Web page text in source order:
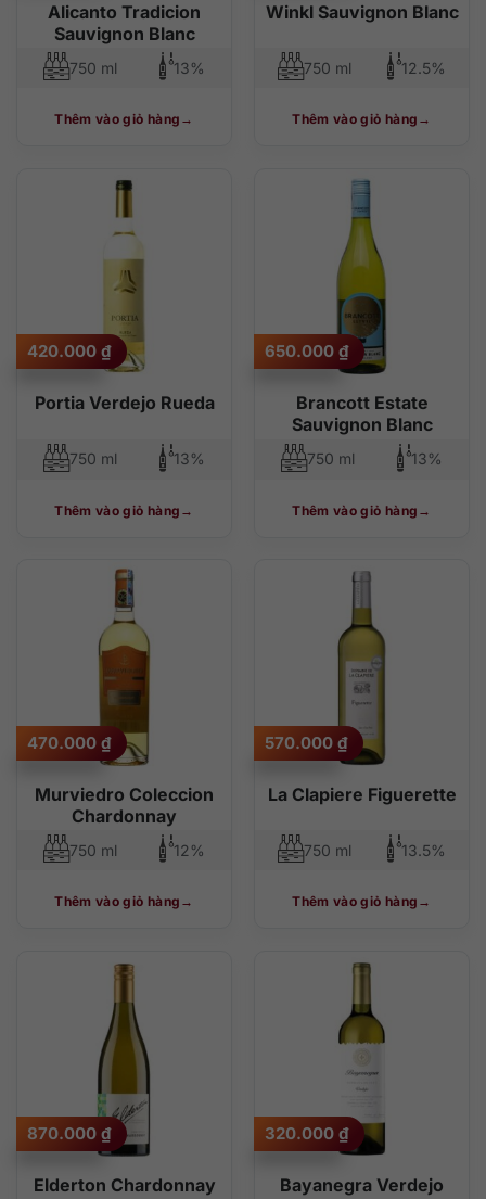
Alicanto Tradicion
Sauvignon Blanc
750 ml 13%
Thêm vào giỏ hàng
Winkl Sauvignon Blanc
750 ml 12.5%
Thêm vào giỏ hàng
Portia Verdejo Rueda
420.000 ₫
750 ml 13%
Thêm vào giỏ hàng
Brancott Estate
Sauvignon Blanc
650.000 ₫
750 ml 13%
Thêm vào giỏ hàng
Murviedro Coleccion
Chardonnay
470.000 ₫
750 ml 12%
Thêm vào giỏ hàng
La Clapiere Figuerette
570.000 ₫
750 ml 13.5%
Thêm vào giỏ hàng
Elderton Chardonnay
870.000 ₫
Bayanegra Verdejo
320.000 ₫